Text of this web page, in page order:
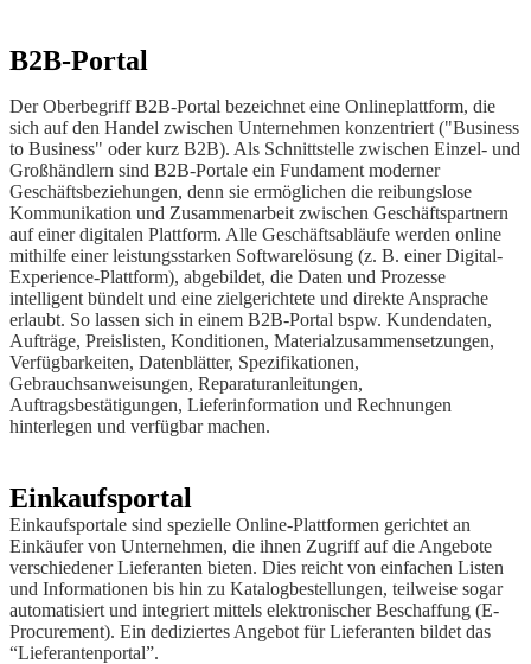
B2B-Portal
Der Oberbegriff B2B-Portal bezeichnet eine Onlineplattform, die
sich auf den Handel zwischen Unternehmen konzentriert ("Business
to Business" oder kurz B2B). Als Schnittstelle zwischen Einzel- und
Großhändlern sind B2B-Portale ein Fundament moderner
Geschäftsbeziehungen, denn sie ermöglichen die reibungslose
Kommunikation und Zusammenarbeit zwischen Geschäftspartnern
auf einer digitalen Plattform. Alle Geschäftsabläufe werden online
mithilfe einer leistungsstarken Softwarelösung (z. B. einer Digital-
Experience-Plattform), abgebildet, die Daten und Prozesse
intelligent bündelt und eine zielgerichtete und direkte Ansprache
erlaubt. So lassen sich in einem B2B-Portal bspw. Kundendaten,
Aufträge, Preislisten, Konditionen, Materialzusammensetzungen,
Verfügbarkeiten, Datenblätter, Spezifikationen,
Gebrauchsanweisungen, Reparaturanleitungen,
Auftragsbestätigungen, Lieferinformation und Rechnungen
hinterlegen und verfügbar machen.
Einkaufsportal
Einkaufsportale sind spezielle Online-Plattformen gerichtet an
Einkäufer von Unternehmen, die ihnen Zugriff auf die Angebote
verschiedener Lieferanten bieten. Dies reicht von einfachen Listen
und Informationen bis hin zu Katalogbestellungen, teilweise sogar
automatisiert und integriert mittels elektronischer Beschaffung (E-
Procurement). Ein dediziertes Angebot für Lieferanten bildet das
“Lieferantenportal”.